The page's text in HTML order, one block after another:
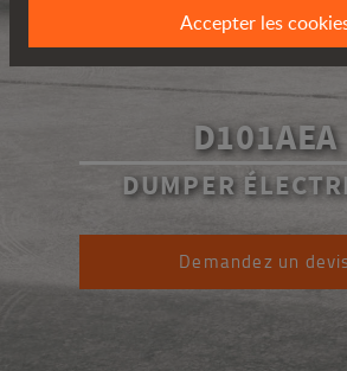
D101AEA
DUMPER
Demandez un
Accepter les